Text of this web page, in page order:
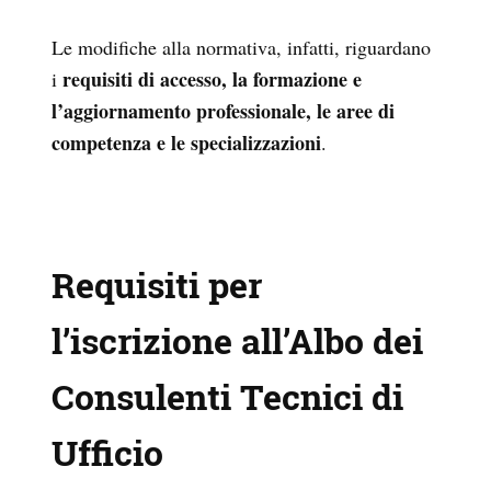
Le modifiche alla normativa, infatti, riguardano
i requisiti di accesso, la formazione e
l’aggiornamento professionale, le aree di
competenza e le specializzazioni.
Requisiti per
l’iscrizione all’Albo dei
Consulenti Tecnici di
Ufficio